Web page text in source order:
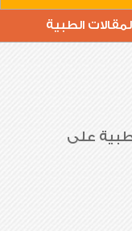
الطبية
طبية على